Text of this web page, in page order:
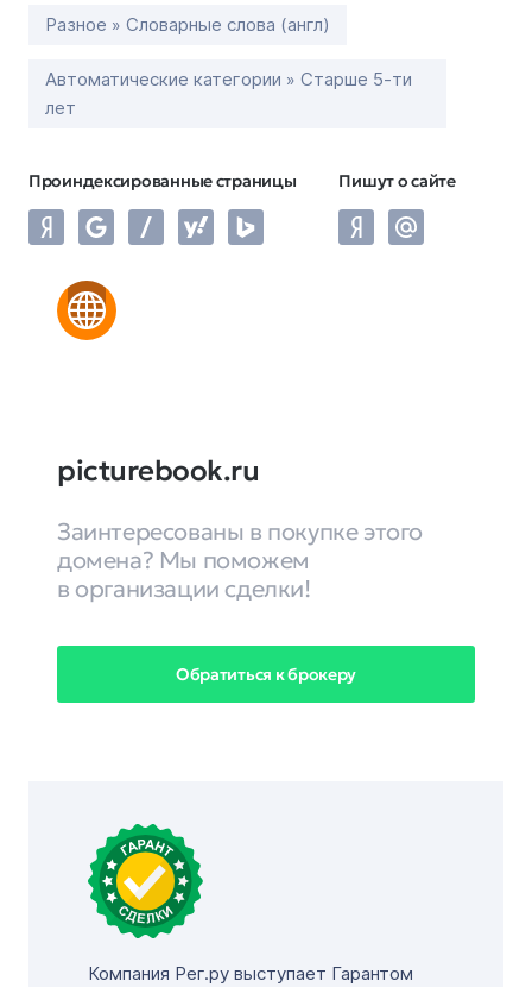
Разное » Словарные слова (англ)
Автоматические категории » Старше 5-ти
лет
Проиндексированные страницы Пишут о сайте
picturebook.ru
Заинтересованы в покупке этого
домена? Мы поможем
в организации сделки!
Обратиться к брокеру
Компания Рег.ру выступает Гарантом